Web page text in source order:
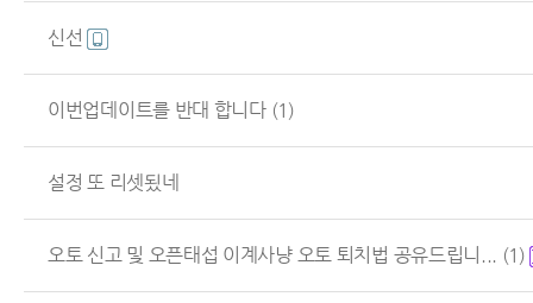
신선
이번업데이트를 반대 합니다 (1)
설정 또 리셋됬네
오토 신고 및 오픈태섭 이계사냥 오토 퇴치법 공유드립니... (1)